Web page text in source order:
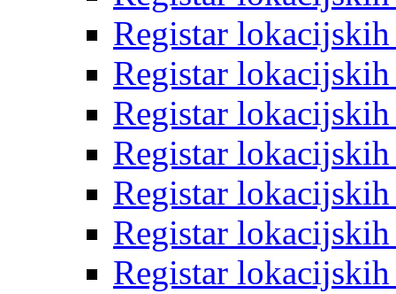
Registar
Registar
Registar
Registar
Registar
Registar
Registar